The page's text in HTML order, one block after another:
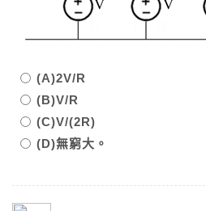
(A)2V/R
(B)V/R
(C)V/(2R)
(D)無窮大。